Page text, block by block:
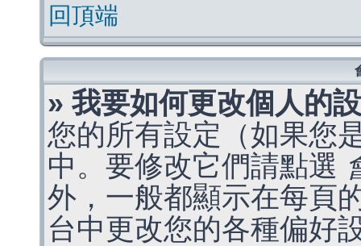
回頂端
» 我要如何更改個人的
您的所有設定（如果您
中。要修改它們請點選
外，一般都顯示在每頁
台中更改您的各種偏好